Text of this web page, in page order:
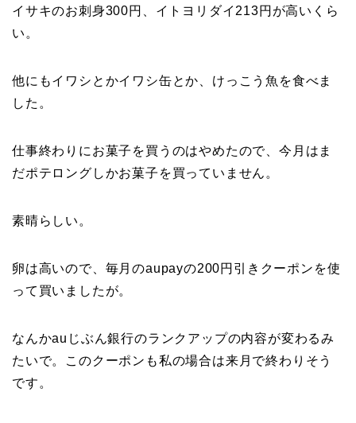
イサキのお刺身300円、イトヨリダイ213円が高いくら
い。
他にもイワシとかイワシ缶とか、けっこう魚を食べま
した。
仕事終わりにお菓子を買うのはやめたので、今月はま
だポテロングしかお菓子を買っていません。
素晴らしい。
卵は高いので、毎月のaupayの200円引きクーポンを使
って買いましたが。
なんかauじぶん銀行のランクアップの内容が変わるみ
たいで。このクーポンも私の場合は来月で終わりそう
です。